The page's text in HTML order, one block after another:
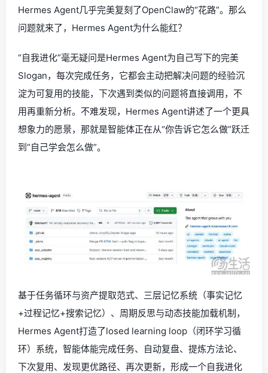
Hermes Agent几乎完美复刻了OpenClaw的“花路”。那么
问题就来了，Hermes Agent为什么能红？
“自我进化”毫无疑问是Hermes Agent为自己写下的完美
Slogan，每次完成任务，它都会主动把解决问题的经验沉
淀为可复用的技能，下次遇到类似的问题将直接调用，不
用再重新分析。不难发现，Hermes Agent讲述了一个更具
想象力的愿景，那就是智能体正在从“你告诉它怎么做”跃迁
到“自己学会怎么做”。
基于任务循环与资产提取范式、三层记忆系统（事实记忆
+过程记忆+搜索记忆）、周期反思与动态技能加载机制，
Hermes Agent打造了losed learning loop（闭环学习循
环）系统，智能体能完成任务、自动复盘、提炼方法论、
下次复用、发现更优路径、再次更新，形成一个自我进化